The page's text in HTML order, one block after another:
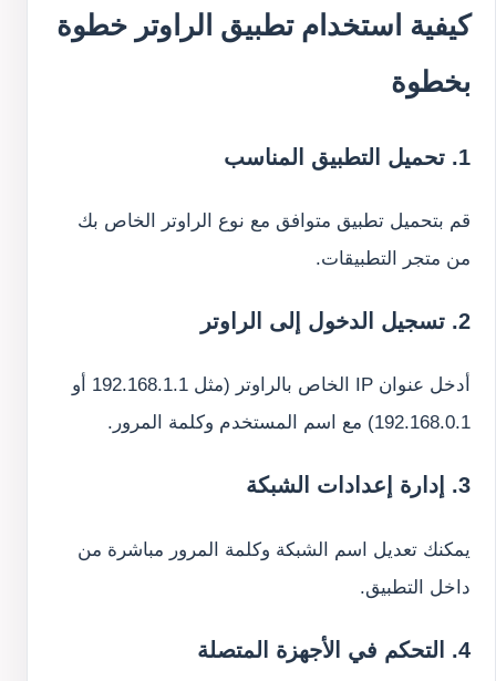
كيفية استخدام تطبيق الراوتر خطوة
بخطوة
1. تحميل التطبيق المناسب
قم بتحميل تطبيق متوافق مع نوع الراوتر الخاص بك
من متجر التطبيقات.
2. تسجيل الدخول إلى الراوتر
أدخل عنوان IP الخاص بالراوتر (مثل 192.168.1.1 أو
192.168.0.1) مع اسم المستخدم وكلمة المرور.
3. إدارة إعدادات الشبكة
يمكنك تعديل اسم الشبكة وكلمة المرور مباشرة من
داخل التطبيق.
4. التحكم في الأجهزة المتصلة